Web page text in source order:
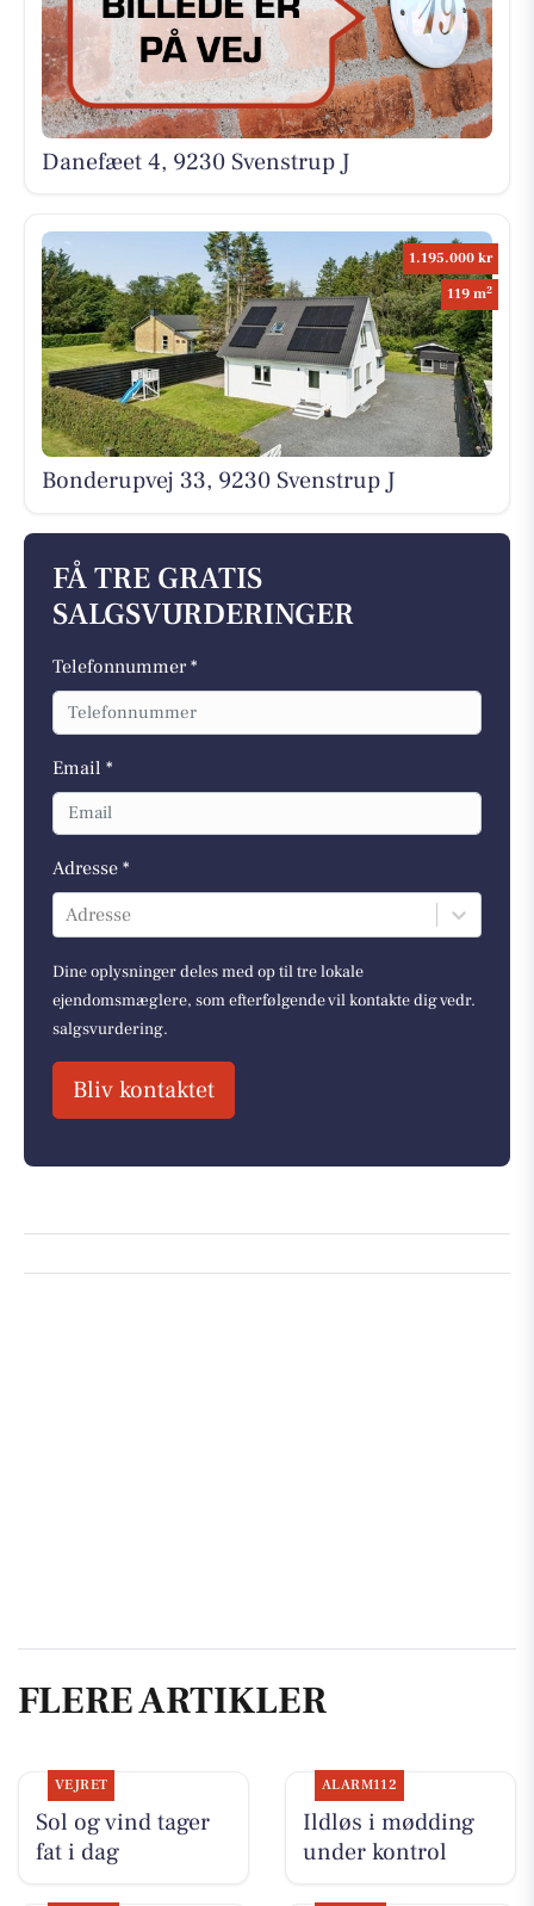
Danefæet 4, 9230 Svenstrup J
1.195.000 kr
119 m2
Bonderupvej 33, 9230 Svenstrup J
FÅ TRE GRATIS
SALGSVURDERINGER
Telefonnummer *
Email *
Adresse *
Adresse
Dine oplysninger deles med op til tre lokale
ejendomsmæglere, som efterfølgende vil kontakte dig vedr.
salgsvurdering.
Bliv kontaktet
FLERE ARTIKLER
VEJRET
Sol og vind tager
fat i dag
ALARM112
Ildløs i mødding
under kontrol